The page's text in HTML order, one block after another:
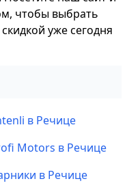
чтобы выбрать
уже сегодня
в Речице
Motors в Речице
в Речице